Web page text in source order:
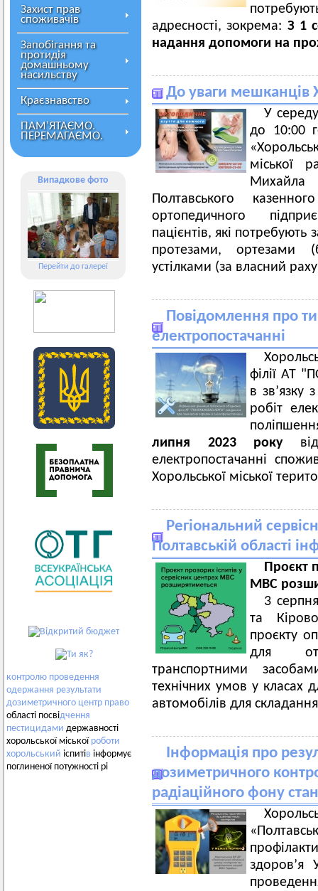
Захист прав
споживачів
Запобігання та
протидія
домашньому
насильству
Краєзнавство
ПАМ’ЯТАЄМО.
ПЕРЕМАГАЄМО.
Випадкове фото
Перейти до галереї
контролю проведення
одержання результати
дозиметричного центр право
області посвідчення
пестицидами державності
хорольської міської роботи
хорольський іспитів інформує
поглиненої потужності рі
адресності, зокрема: З 1
надання допомоги на
До уваги мешканців
У
до 10:00
міської
Михайла
Полтавського
ортопедичного
пацієнтів, які
протезами, ортезами
устілками (за власний
Повідомлення про
електропостачанні
філії АТ
в зв’язку
робіт
липня 2023року
електропостачанні
Хорольської міської
Регіональний
Полтавській області
Проєкт
МВС
3
та
проєкту
для
транспортними
технічних умов у класах
автомобілів для
Інформація про
дозиметричного
радіаційного фону
здоров’я